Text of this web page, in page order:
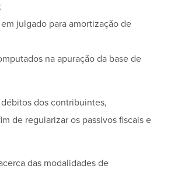
julgado para amortização de
na apuração da base de
dos contribuintes,
de regularizar os passivos fiscais e
das modalidades de